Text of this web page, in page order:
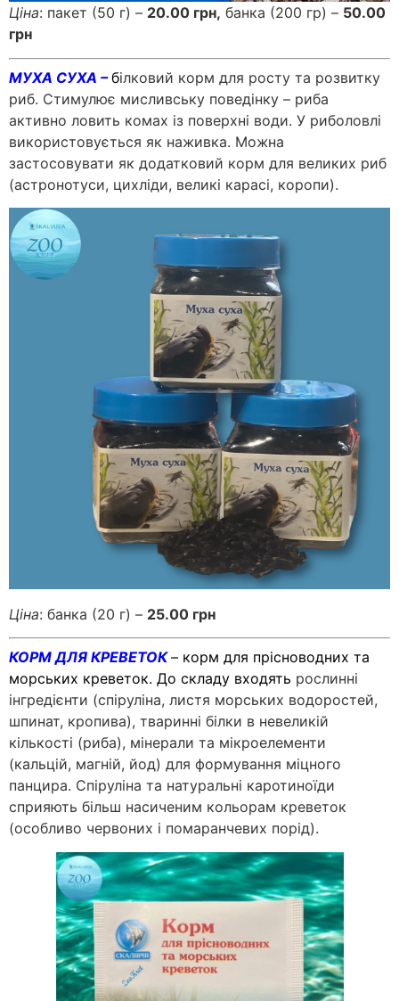
Ціна: пакет (50 г) – 20.00 грн, банка (200 гр) – 50.00
грн
МУХА СУХА –білковий корм для росту та розвитку
риб. Стимулює мисливську поведінку – риба
активно ловить комах із поверхні води. У риболовлі
використовується як наживка. Можна
застосовувати як додатковий корм для великих риб
(астронотуси, цихліди, великі карасі, коропи).
Ціна: банка (20 г) – 25.00 грн
КОРМ ДЛЯ КРЕВЕТОК– корм для прісноводних та
морських креветок. До складу входять рослинні
інгредієнти (спіруліна, листя морських водоростей,
шпинат, кропива), тваринні білки в невеликій
кількості (риба), мінерали та мікроелементи
(кальцій, магній, йод) для формування міцного
панцира. Спіруліна та натуральні каротиноїди
сприяють більш насиченим кольорам креветок
(особливо червоних і помаранчевих порід).